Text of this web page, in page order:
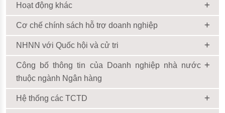
Hoạt động khác
Cơ chế chính sách hỗ trợ doanh nghiệp
NHNN với Quốc hội và cử tri
Công bố thông tin của Doanh nghiệp nhà nước
thuộc ngành Ngân hàng
Hệ thống các TCTD